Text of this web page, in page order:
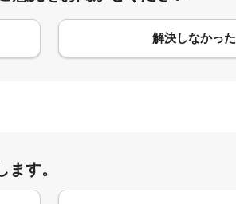
解決しなかった
す。